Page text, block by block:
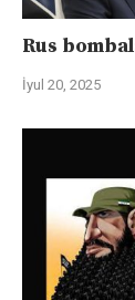
Rus
İyul 20, 2025